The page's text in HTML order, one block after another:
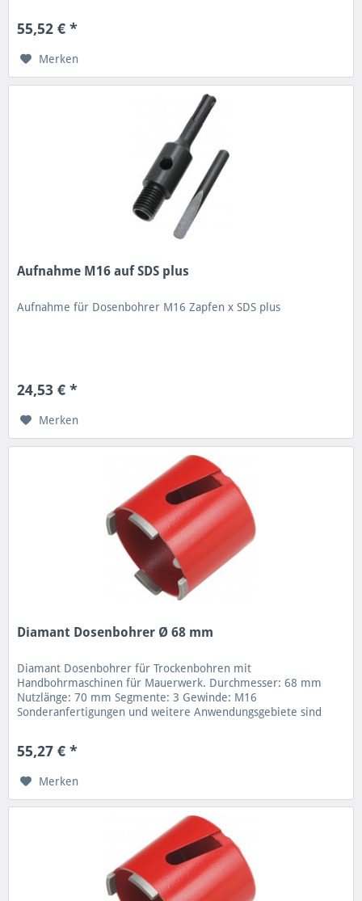
55,52 € *
Merken
Aufnahme M16 auf SDS plus
Aufnahme für Dosenbohrer M16 Zapfen x SDS plus
24,53 € *
Merken
Diamant Dosenbohrer Ø 68 mm
Diamant Dosenbohrer für Trockenbohren mit
Handbohrmaschinen für Mauerwerk. Durchmesser: 68 mm
Nutzlänge: 70 mm Segmente: 3 Gewinde: M16
Sonderanfertigungen und weitere Anwendungsgebiete sind
55,27 € *
Merken